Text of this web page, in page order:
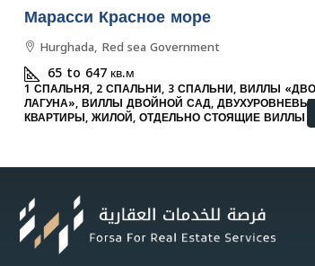
Марасси Красное море
Hurghada, Red sea Government
65 to 647кв.м
1 СПАЛЬНЯ, 2 СПАЛЬНИ, 3 СПАЛЬНИ, ВИЛЛЫ
ЛАГУНА», ВИЛЛЫ ДВОЙНОЙ САД,
КВАРТИРЫ, ЖИЛОЙ, ОТДЕЛЬНО СТОЯЩИЕ ВИЛЛЫ